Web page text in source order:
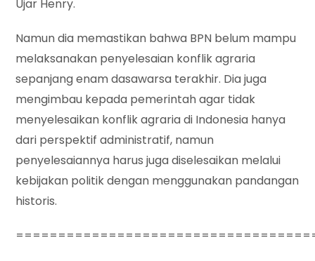
Ujar Henry.
Namun dia memastikan bahwa BPN belum mampu
melaksanakan penyelesaian konflik agraria
sepanjang enam dasawarsa terakhir. Dia juga
mengimbau kepada pemerintah agar tidak
menyelesaikan konflik agraria di Indonesia hanya
dari perspektif administratif, namun
penyelesaiannya harus juga diselesaikan melalui
kebijakan politik dengan menggunakan pandangan
historis.